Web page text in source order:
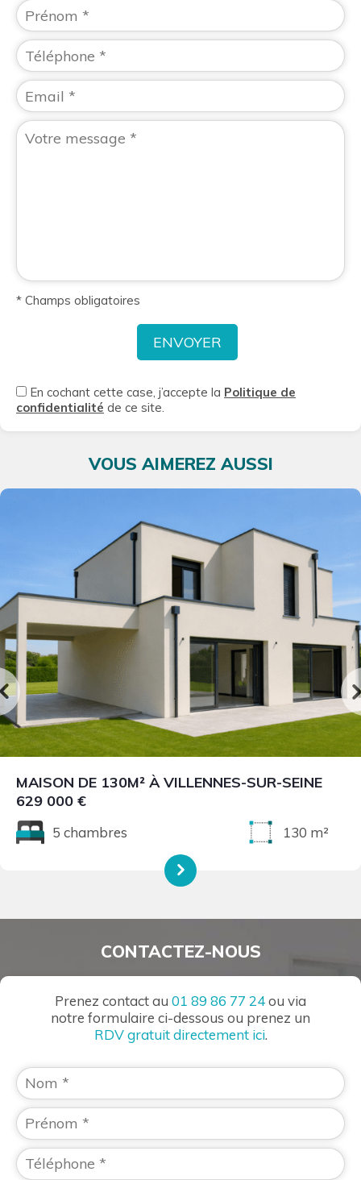
* Champs obligatoires
En cochant cette case, j’accepte la Politique de
confidentialité de ce site.
VOUS AIMEREZ AUSSI
MAISON DE 130M² À VILLENNES-SUR-SEINE
629 000 €
5 chambres 130 m²
CONTACTEZ-NOUS
Prenez contact au 01 89 86 77 24ou via
notre formulaire ci-dessous ou prenez un
RDV gratuit directement ici.